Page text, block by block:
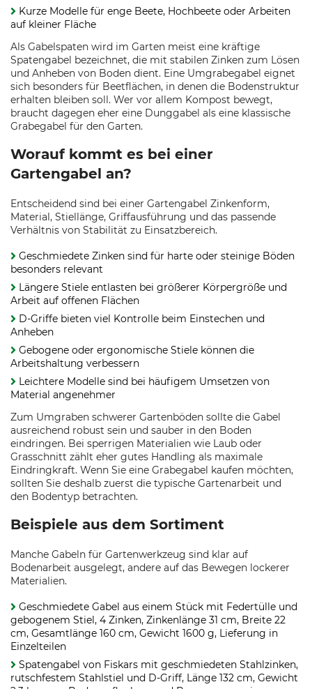
Kurze Modelle für enge Beete, Hochbeete oder Arbeiten
auf kleiner Fläche
Als Gabelspaten wird im Garten meist eine kräftige
Spatengabel bezeichnet, die mit stabilen Zinken zum Lösen
und Anheben von Boden dient. Eine Umgrabegabel eignet
sich besonders für Beetflächen, in denen die Bodenstruktur
erhalten bleiben soll. Wer vor allem Kompost bewegt,
braucht dagegen eher eine Dunggabel als eine klassische
Grabegabel für den Garten.
Worauf kommt es bei einer
Gartengabel an?
Entscheidend sind bei einer Gartengabel Zinkenform,
Material, Stiellänge, Griffausführung und das passende
Verhältnis von Stabilität zu Einsatzbereich.
Geschmiedete Zinken sind für harte oder steinige Böden
besonders relevant
Längere Stiele entlasten bei größerer Körpergröße und
Arbeit auf offenen Flächen
D-Griffe bieten viel Kontrolle beim Einstechen und
Anheben
Gebogene oder ergonomische Stiele können die
Arbeitshaltung verbessern
Leichtere Modelle sind bei häufigem Umsetzen von
Material angenehmer
Zum Umgraben schwerer Gartenböden sollte die Gabel
ausreichend robust sein und sauber in den Boden
eindringen. Bei sperrigen Materialien wie Laub oder
Grasschnitt zählt eher gutes Handling als maximale
Eindringkraft. Wenn Sie eine Grabegabel kaufen möchten,
sollten Sie deshalb zuerst die typische Gartenarbeit und
den Bodentyp betrachten.
Beispiele aus dem Sortiment
Manche Gabeln für Gartenwerkzeug sind klar auf
Bodenarbeit ausgelegt, andere auf das Bewegen lockerer
Materialien.
Geschmiedete Gabel aus einem Stück mit Federtülle und
gebogenem Stiel, 4 Zinken, Zinkenlänge 31 cm, Breite 22
cm, Gesamtlänge 160 cm, Gewicht 1600 g, Lieferung in
Einzelteilen
Spatengabel von Fiskars mit geschmiedeten Stahlzinken,
rutschfestem Stahlstiel und D-Griff, Länge 132 cm, Gewicht